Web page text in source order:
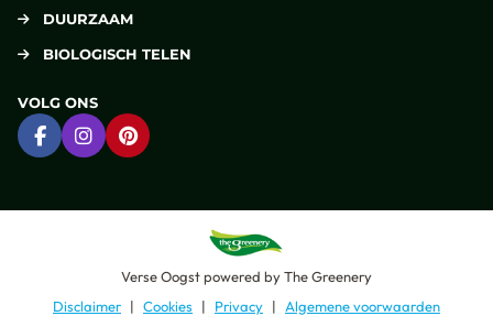
DUURZAAM
BIOLOGISCH TELEN
VOLG ONS
Ga naar Facebook
Ga naar Instagram
Ga naar Pinterest
Verse Oogstpowered byThe Greenery
Disclaimer
Cookies Privacy Algemene voorwaarden